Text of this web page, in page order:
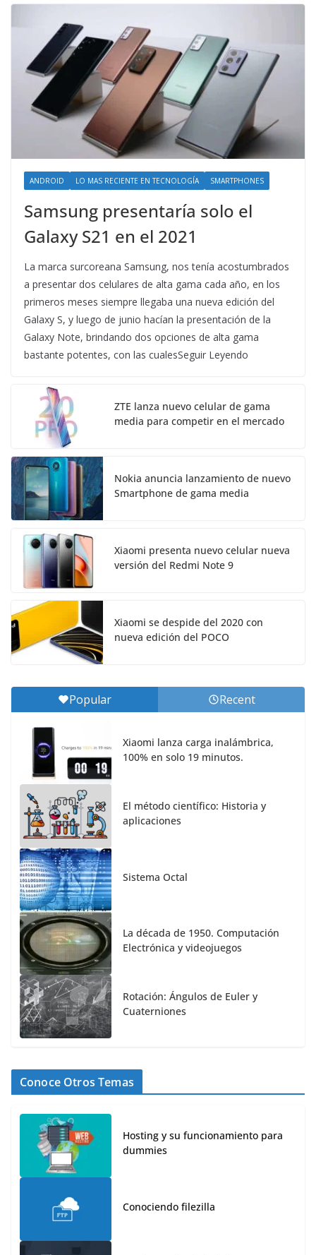
ANDROID LO MAS RECIENTE EN TECNOLOGÍA SMARTPHONES
Samsung presentaría solo el
Galaxy S21 en el 2021
La marca surcoreana Samsung, nos tenía acostumbrados
a presentar dos celulares de alta gama cada año, en los
primeros meses siempre llegaba una nueva edición del
Galaxy S, y luego de junio hacían la presentación de la
Galaxy Note, brindando dos opciones de alta gama
bastante potentes, con las cualesSeguir Leyendo
ZTE lanza nuevo celular de gama
media para competir en el mercado
Nokia anuncia lanzamiento de nuevo
Smartphone de gama media
Xiaomi presenta nuevo celular nueva
versión del Redmi Note 9
Xiaomi se despide del 2020 con
nueva edición del POCO
Popular Recent
Xiaomi lanza carga inalámbrica,
100% en solo 19 minutos.
El método científico: Historia y
aplicaciones
Sistema Octal
La década de 1950. Computación
Electrónica y videojuegos
Rotación: Ángulos de Euler y
Cuaterniones
Conoce Otros Temas
Hosting y su funcionamiento para
dummies
Conociendo filezilla